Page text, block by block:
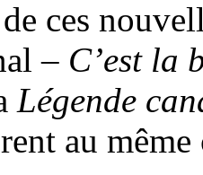
ces
– C’est la
Légende
au